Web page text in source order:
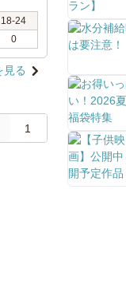
18-24
0
見る
1